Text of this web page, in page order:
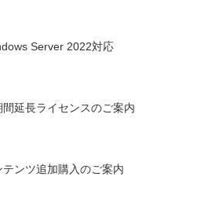
Server 2022対応
延長ライセンスのご案内
ンツ追加購入のご案内